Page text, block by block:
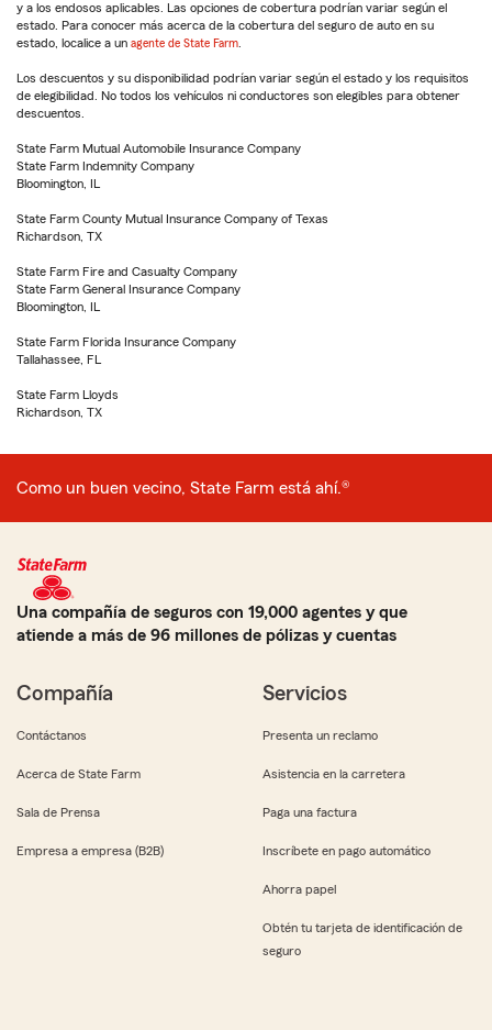
y a los endosos aplicables. Las opciones de cobertura podrían variar según el
estado. Para conocer más acerca de la cobertura del seguro de auto en su
estado, localice a un agente de State Farm
Los descuentos y su disponibilidad podrían variar según el estado y los requisitos
de elegibilidad. No todos los vehículos ni conductores son elegibles para obtener
descuentos.
State Farm Mutual Automobile Insurance Company
State Farm Indemnity Company
Bloomington, IL
State Farm County Mutual Insurance Company of Texas
Richardson, TX
State Farm Fire and Casualty Company
State Farm General Insurance Company
Bloomington, IL
State Farm Florida Insurance Company
Tallahassee, FL
State Farm Lloyds
Richardson, TX
Como un buen vecino, State Farm está ahí.®
Una compañía de seguros con 19,000 agentes y que
atiende a más de 96 millones de pólizas y cuentas
Compañía
Contáctanos
Acerca de State Farm
Sala de Prensa
Empresa a empresa (B2B)
Servicios
Presenta un reclamo
Asistencia en la carretera
Paga una factura
Inscríbete en pago automático
Ahorra papel
Obtén tu tarjeta de identificación de
seguro